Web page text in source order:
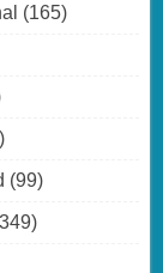
(165)
(99)